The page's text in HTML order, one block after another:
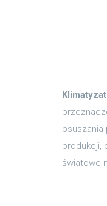
osuszania
produkcji,
światowe